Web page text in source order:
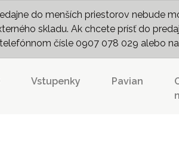
do menších priestorov nebude
skladu. Ak chcete prísť do
čísle 0907 078 029 alebo
Vstupenky Pavian